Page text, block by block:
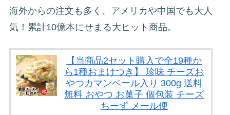
海外からの注文も多く、アメリカや中国でも大人
気！累計10億本にせまる大ヒット商品。
【当商品2セット購入で全19種か
ら1種おまけつき】 珍味 チーズお
やつカマンベール入り 300g 送料
無料 おやつ お菓子 個包装 チーズ
ちーず メール便